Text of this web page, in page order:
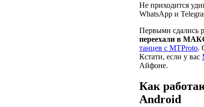
Не приходится
WhatsApp и
Первыми сдались
переехали в
танцев с MTProto.
Кстати, если у вас
Айфоне.
Как
Android